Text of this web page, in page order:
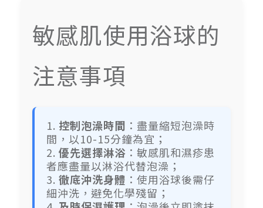
敏感肌使用浴球的
注意事項
1. 控制泡澡時間 ：盡量縮短泡澡時
間，以10-15分鐘為宜；
2. 優先選擇淋浴 ：敏感肌和濕疹患
者應盡量以淋浴代替泡澡；
3. 徹底沖洗身體 ：使用浴球後需仔
細沖洗，避免化學殘留；